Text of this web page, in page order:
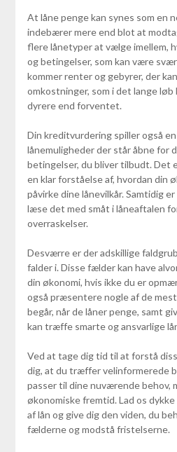
At låne penge kan synes som en
indebærer mere end blot at
flere lånetyper at vælge imellem,
og betingelser, som kan være
kommer renter og gebyrer, der
omkostninger, som i det lange
dyrere end forventet.
Din kreditvurdering spiller også
lånemuligheder der står åbne for
betingelser, du bliver tilbudt. Det
en klar forståelse af, hvordan din
påvirke dine lånevilkår. Samtidig
læse det med småt i låneaftalen
overraskelser.
Desværre er der adskillige
falder i. Disse fælder kan have
din økonomi, hvis ikke du er
også præsentere nogle af de
begår, når de låner penge, samt
kan træffe smarte og ansvarlige
Ved at tage dig tid til at forstå
dig, at du træffer velinformerede
passer til dine nuværende behov,
økonomiske fremtid. Lad os
af lån og give dig den viden, du
fælderne og modstå fristelserne.